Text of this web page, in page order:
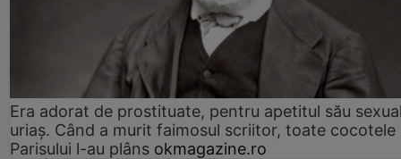
Era adorat de prostituate, pentru apetitul său
uriaș. Când a murit faimosul scriitor, toate cocotele
Parisului l-au plâns okmagazine.ro